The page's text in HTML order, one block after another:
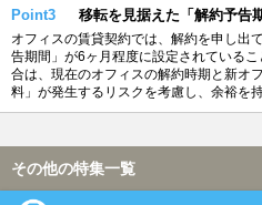
Point3 移転を見据えた「解約予告
オフィスの賃貸契約では、解約を申し出
告期間」が6ヶ月程度に設定されている
合は、現在のオフィスの解約時期と新オ
料」が発生するリスクを考慮し、余裕を
その他の特集一覧